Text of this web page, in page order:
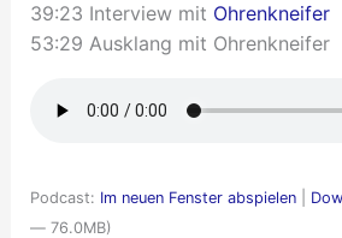
39:23 Interview mit Ohrenkneifer
53:29 Ausklang mit Ohrenkneifer
Podcast: Im neuen Fenster abspielen|
— 76.0MB)